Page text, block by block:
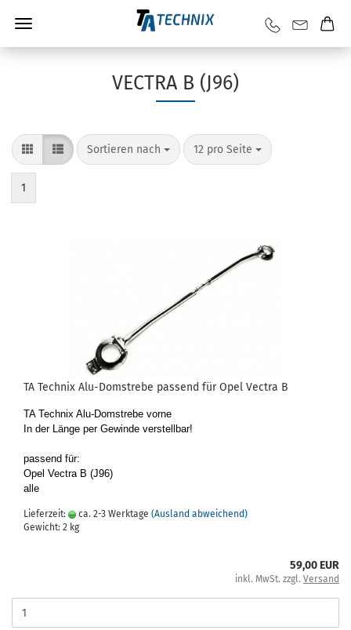
VECTRA B (J96)
Sortieren nach 12 pro Seite
1
TA Tech­nix Alu-​Dom­stre­be pas­send für Opel Vec­tra B
TA Tech­nix Alu-​Domstrebe vorne
In der Länge per Ge­win­de ver­stell­bar!
pas­send für:
Opel Vec­tra B (J96)
alle
Lieferzeit: ca. 2-3 Werktage (Ausland abweichend)
Gewicht: 2 kg
59,00 EUR
inkl. MwSt. zzgl. Versand